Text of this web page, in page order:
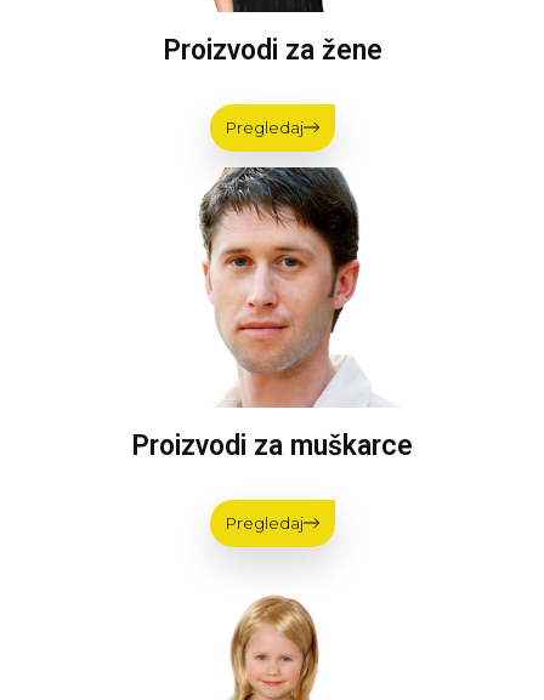
Proizvodi za žene
Pregledaj
Proizvodi za muškarce
Pregledaj